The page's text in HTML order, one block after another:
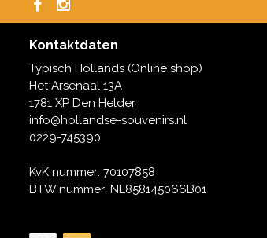
Kontaktdaten
Typisch Hollands (Online shop)
Het Arsenaal 13A
1781 XP Den Helder
info@hollandse-souvenirs.nl
0229-745390
KvK nummer: 70107858
BTW nummer: NL858145066B01